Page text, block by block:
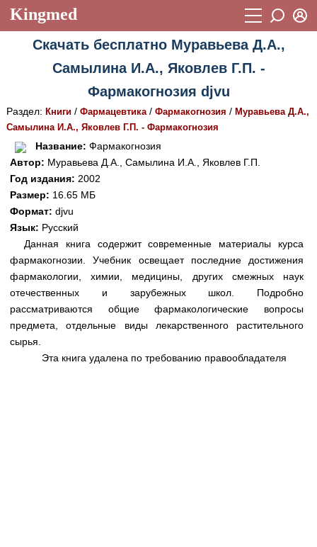
Kingmed
Учебный материал
Видеогалерея 899
Истории болезней 1268
Лекции и презентации 2474
Аккредитационные тесты
Методические рекомендации
Научно-популярное
Статьи
Новости (244)
Медицинская стандартизация
Нормативы экстренной и неотложной помощи
Восстановить пароль
Регистрация
Скачать бесплатно Муравьева Д.А.,
Самылина И.А., Яковлев Г.П. -
Фармакогнозия djvu
Раздел: Книги/ Фармацевтика/ Фармакогнозия / Муравьева Д.А.,
Самылина И.А., Яковлев Г.П. - Фармакогнозия
Название: Фармакогнозия
Автор: Муравьева Д.А., Самылина И.А., Яковлев Г.П.
Год издания: 2002
Размер: 16.65 МБ
Формат: djvu
Язык: Русский
Данная книга содержит современные материалы курса
фармакогнозии. Учебник освещает последние достижения
фармакологии, химии, медицины, других смежных наук
отечественных и зарубежных школ. Подробно
рассматриваются общие фармакологические вопросы
предмета, отдельные виды лекарственного растительного
сырья.
Эта книга удалена по требованию правообладателя